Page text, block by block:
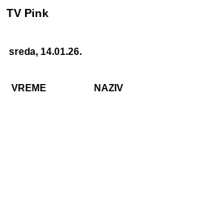
TV Pink
sreda, 14.01.26.
VREME NAZIV